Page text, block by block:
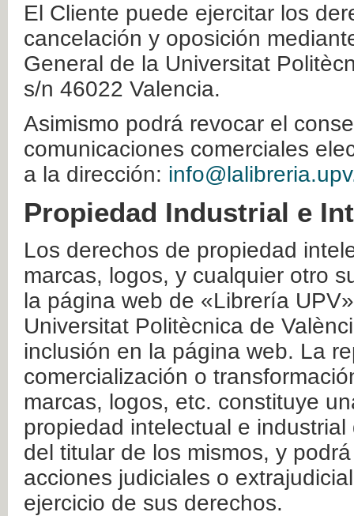
El Cliente puede ejercitar los
cancelación y oposición
General de la Universitat
s/n 46022 Valencia.
Asimismo podrá revocar el
comunicaciones comerciales
a la dirección:
Propiedad Industrial e
Los derechos de propiedad
marcas, logos, y cualquier otro
la página web de «Librería
Universitat Politècnica de
inclusión en la página web. La
comercialización o
marcas, logos, etc. constituye
propiedad intelectual e
del titular de los mismos, y
acciones judiciales o
ejercicio de sus derechos.